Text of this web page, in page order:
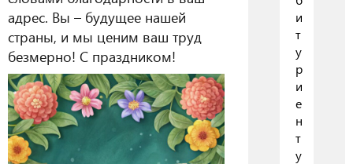
адрес. Вы – будущее нашей
страны, и мы ценим ваш труд
безмерно! С праздником!
и
т
у
р
и
е
н
т
у